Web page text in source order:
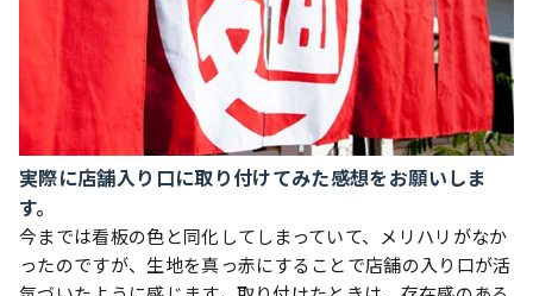
実際に店舗入り口に取り付けてみた感想をお願いしま
す。
今までは看板の色と同化してしまっていて、メリハリがなか
ったのですが、生地を真っ赤にすることで店舗の入り口が活